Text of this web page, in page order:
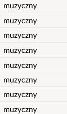
muzyczny
muzyczny
muzyczny
muzyczny
muzyczny
muzyczny
muzyczny
muzyczny